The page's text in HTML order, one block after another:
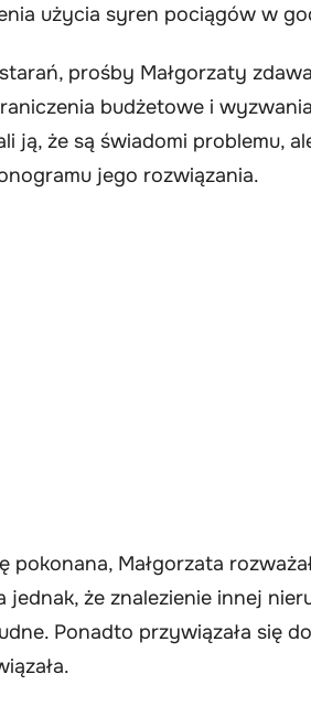
użycia syren pociągów w
prośby Małgorzaty
budżetowe i
ją, że są świadomi problemu,
jego rozwiązania.
pokonana, Małgorzata
jednak, że znalezienie innej
Ponadto przywiązała się